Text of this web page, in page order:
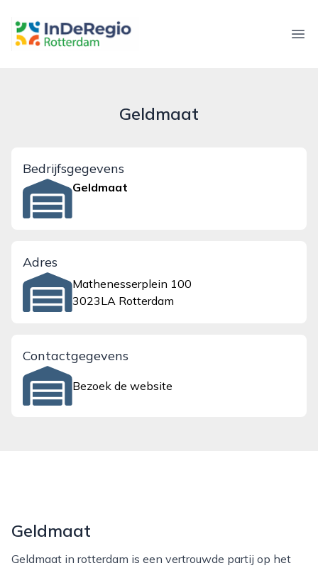
inderegiorotterdam.nl
Geldmaat
Bedrijfsgegevens
Geldmaat
Adres
Mathenesserplein 100
3023LA Rotterdam
Contactgegevens
Bezoek de website
Geldmaat
Geldmaat in rotterdam is een vertrouwde partij op het